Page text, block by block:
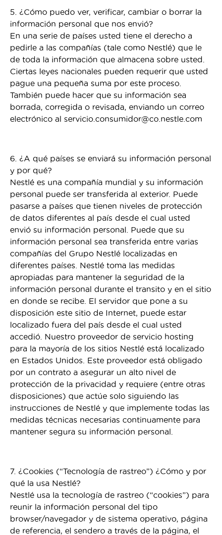
5. ¿Cómo puedo ver, verificar, cambiar o borrar la
información personal que nos envió?
En una serie de países usted tiene el derecho a
pedirle a las compañías (tale como Nestlé) que le
de toda la información que almacena sobre usted.
Ciertas leyes nacionales pueden requerir que usted
pague una pequeña suma por este proceso.
También puede hacer que su información sea
borrada, corregida o revisada, enviando un correo
electrónico al servicio.consumidor@co.nestle.com
6. ¿A qué países se enviará su información personal
y por qué?
Nestlé es una compañía mundial y su información
personal puede ser transferida al exterior. Puede
pasarse a países que tienen niveles de protección
de datos diferentes al país desde el cual usted
envió su información personal. Puede que su
información personal sea transferida entre varias
compañías del Grupo Nestlé localizadas en
diferentes países. Nestlé toma las medidas
apropiadas para mantener la seguridad de la
información personal durante el transito y en el sitio
en donde se recibe. El servidor que pone a su
disposición este sitio de Internet, puede estar
localizado fuera del país desde el cual usted
accedió. Nuestro proveedor de servicio hosting
para la mayoría de los sitios Nestlé está localizado
en Estados Unidos. Este proveedor está obligado
por un contrato a asegurar un alto nivel de
protección de la privacidad y requiere (entre otras
disposiciones) que actúe solo siguiendo las
instrucciones de Nestlé y que implemente todas las
medidas técnicas necesarias continuamente para
mantener segura su información personal.
7. ¿Cookies (“Tecnología de rastreo”) ¿Cómo y por
qué la usa Nestlé?
Nestlé usa la tecnología de rastreo (“cookies”) para
reunir la información personal del tipo
browser/navegador y de sistema operativo, página
de referencia, el sendero a través de la página, el